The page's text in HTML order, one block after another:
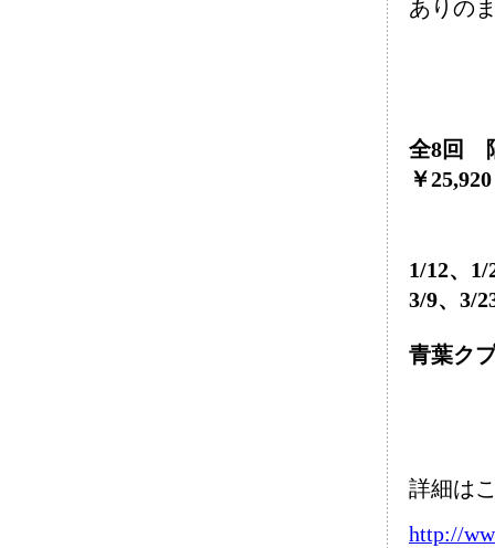
ありの
全8回
￥
1/12、1/
3/9、3/
青葉ク
詳細は
http://